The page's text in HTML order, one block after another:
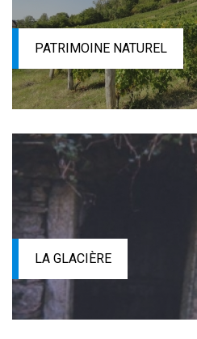
PATRIMOINE NATUREL
LA GLACIÈRE